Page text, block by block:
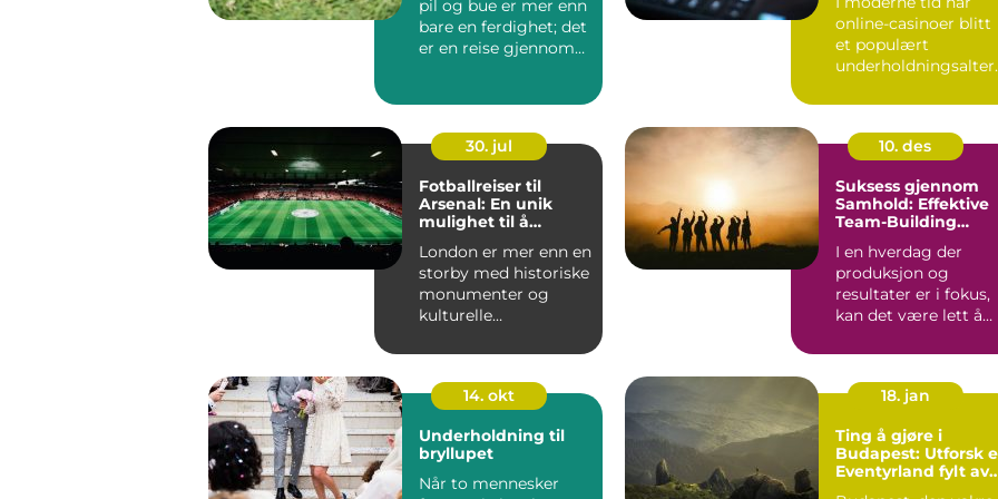
pil og bue er mer enn
bare en ferdighet; det
er en reise gjennom
online-casinoer blitt
et populært
mennesk...
30. jul
Fotballreiser til
Arsenal: En unik
mulighet til å
London er mer enn en
storby med historiske
monumenter og
kulturelle
også ...
10. des
Suksess gjennom
Samhold: Effektive
Team-Building
I en hverdag der
produksjon og
resultater er i fokus,
kan det være lett å
14. okt
Underholdning til
bryllupet
Når to mennesker
18. jan
Ting å gjøre i
Budapest: Utforsk
Eventyrland fylt av